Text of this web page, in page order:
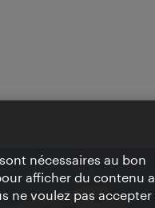
nécessaires au bon
afficher du contenu
ne voulez pas accepter